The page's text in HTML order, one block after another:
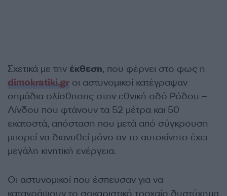
Σχετικά με την έκθεση, που φέρνει στο φως η
dimokratiki.gr οι αστυνομικοί κατέγραψαν
σημάδια ολίσθησης στην εθνική οδό Ρόδου –
Λίνδου που φτάνουν τα 52 μέτρα και 50
εκατοστά, απόσταση που μετά από σύγκρουση
μπορεί να διανυθεί μόνο αν το αυτοκίνητο έχει
μεγάλη κινητική ενέργεια.
Οι αστυνομικοί που έσπευσαν για να
καταγράψουν το σοκαριστικό τροχαίο δυστύχημα